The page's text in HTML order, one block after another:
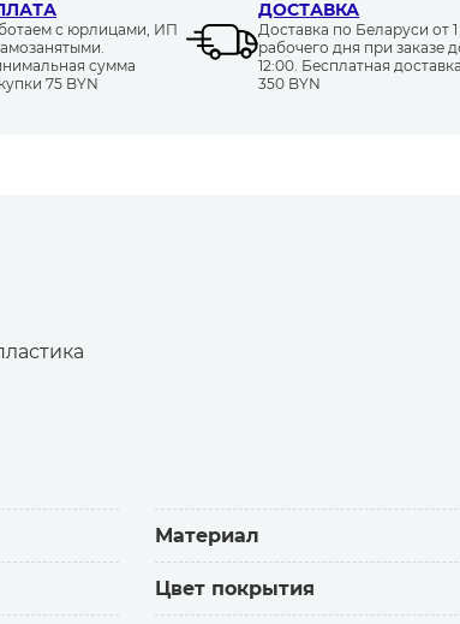
с юрлицами, ИП
сумма
75 BYN
ДОСТАВКА
Доставка по Беларуси от 1
рабочего дня при заказе
12:00. Бесплатная
350 BYN
шнуры).
тактическое обмундирование).
Материал
Цвет покрытия